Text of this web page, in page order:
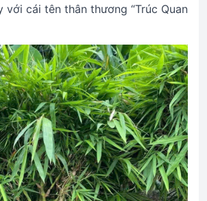
với cái tên thân thương “Trúc Quan